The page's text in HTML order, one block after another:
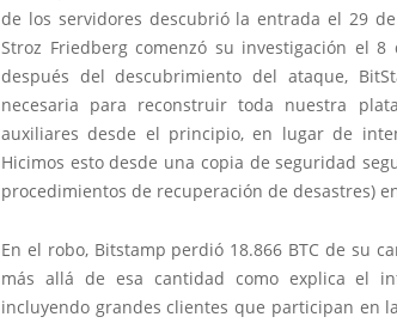
de los servidores descubrió la entrada el 29
Stroz Friedberg comenzó su investigación el
después del descubrimiento del ataque,
necesaria para reconstruir toda nuestra
auxiliares desde el principio, en lugar de
Hicimos esto desde una copia de seguridad
procedimientos de recuperación de desastres)
En el robo, Bitstamp perdió 18.866 BTC de su
más allá de esa cantidad como explica el
incluyendo grandes clientes que participan en